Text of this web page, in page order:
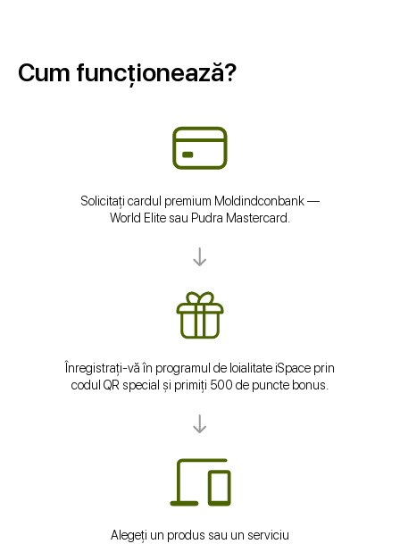
Cum funcționează?
Alegeți un produs sau un serviciu
Solicitați cardul premium Moldindconbank —
World Elite sau Pudra Mastercard.
Înregistrați-vă în programul de loialitate iSpace prin
codul QR special și primiți 500 de puncte bonus.